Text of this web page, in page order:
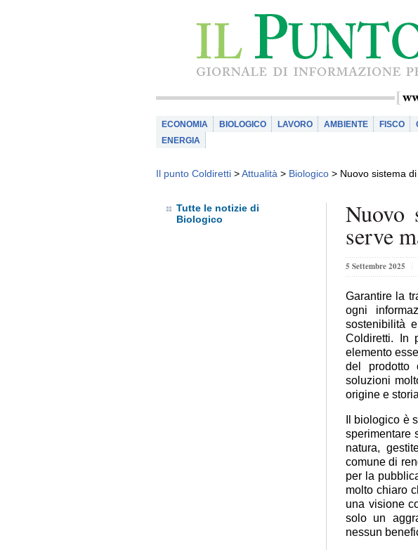
ECONOMIA BIOLOGICO LAVORO AMBIENTE FISCO
ENERGIA
Il punto Coldiretti >Attualità > Biologico > Nuovo sistema
Tutte le notizie di
Biologico
Nuovo
serve
5 Settembre 2025
Garantire la
ogni
sostenibilità
Coldiretti. In
elemento
del prodotto
soluzioni
origine e
Il biologico è
sperimentare
natura,
comune di
per la
molto chiaro
una visione
solo un
nessun